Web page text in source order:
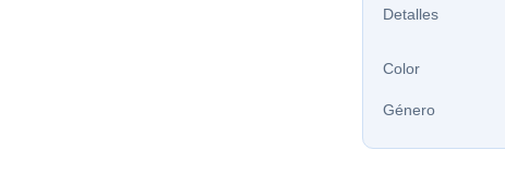
Detalles
Color
Género